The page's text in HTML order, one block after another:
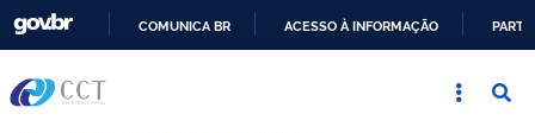
COMUNICA BR ACESSO À INFORMAÇÃO